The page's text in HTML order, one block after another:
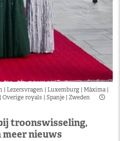
Lezersvragen Luxemburg Máxima
Overige royals Spanje Zweden
troonswisseling,
nieuws